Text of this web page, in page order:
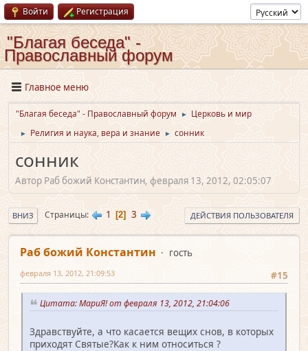
Войти Регистрация
"Благая беседа" -
Православный форум
Главное меню
"Благая беседа" - Православный форум ► Церковь и мир
► Религия и наука, вера и знание ► сонник
сонник
Автор Раб божий Константин, февраля 13, 2012, 02:05:07
ВНИЗ Страницы 1 2 3 ДЕЙСТВИЯ ПОЛЬЗОВАТЕЛЯ
Раб божий Константин
гость
#15
февраля 13, 2012, 21:09:53
Цитата: МариЯ! от февраля 13, 2012, 21:04:06
Здравствуйте, а что касается вещих снов, в которых
приходят Святые?Как к ним относиться ?